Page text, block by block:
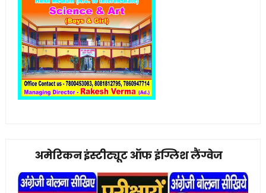
अमेरिकन इंस्टीट्यूट ऑफ इंग्लिश लैंग्वेज